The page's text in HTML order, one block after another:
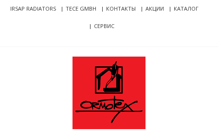
Skip
SkipIRSAP RADIATORS TECE GMBH КОНТАКТЫ АКЦИИ КАТАЛОГ
СЕРВИС